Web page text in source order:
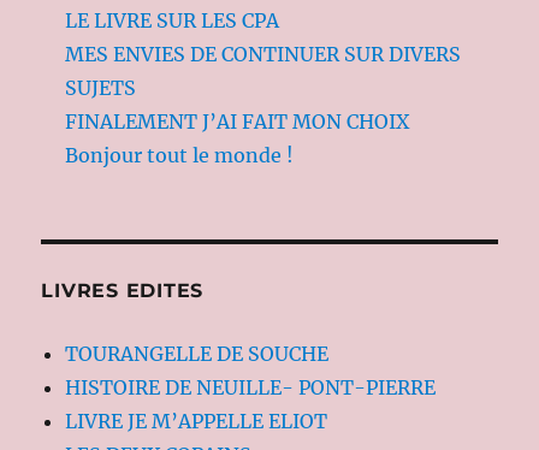
LE LIVRE SUR LES CPA
MES ENVIES DE CONTINUER SUR DIVERS
SUJETS
FINALEMENT J’AI FAIT MON CHOIX
Bonjour tout le monde !
LIVRES EDITES
TOURANGELLE DE SOUCHE
HISTOIRE DE NEUILLE- PONT-PIERRE
LIVRE JE M’APPELLE ELIOT